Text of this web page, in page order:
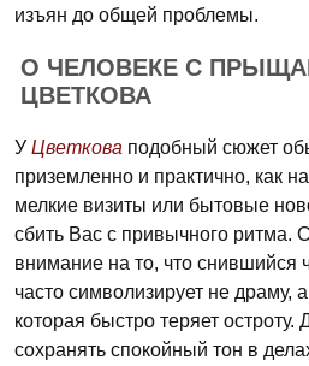
изъян до общей проблемы.
О ЧЕЛОВЕКЕ С
ЦВЕТКОВА
У Цветкова подобный сюжет
приземленно и практично, как
мелкие визиты или бытовые
сбить Вас с привычного ритма.
внимание на то, что снившийся
часто символизирует не драму,
которая быстро теряет остроту.
сохранять спокойный тон в